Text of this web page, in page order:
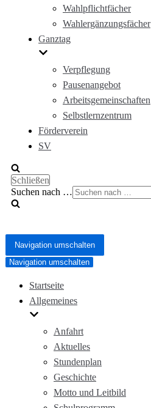
Wahlpflichtfächer
Wahlergänzungsfächer
Ganztag
Verpflegung
Pausenangebot
Arbeitsgemeinschaften
Selbstlernzentrum
Förderverein
SV
Schließen
Suchen nach …
Navigation umschalten
Navigation umschalten
Startseite
Allgemeines
Anfahrt
Aktuelles
Stundenplan
Geschichte
Motto und Leitbild